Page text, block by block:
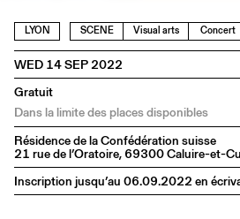
LYON SCENE Visual arts Concert
WED 14 SEP 2022
Gratuit
Dans la limite des places disponibles
Résidence de la Confédération suisse
21 rue de l’Oratoire, 69300 Caluire-et-
Inscription jusqu’au 06.09.2022 en